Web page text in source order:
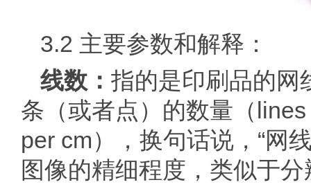
3.2 主要参数和解释：
线数： 指的是印刷品的网
条（或者点）的数量（
per cm），换句话说，“网
图像的精细程度，类似于